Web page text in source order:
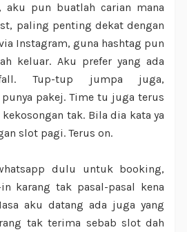
aku pun buatlah carian mana
paling penting dekat dengan
Instagram, guna hashtag pun
keluar. Aku prefer yang ada
Tup-tup jumpa juga,
pakej. Time tu juga terus
tak. Bila dia kata ya
slot pagi. Terus on.
dulu untuk booking,
karang tak pasal-pasal kena
aku datang ada juga yang
tak terima sebab slot dah